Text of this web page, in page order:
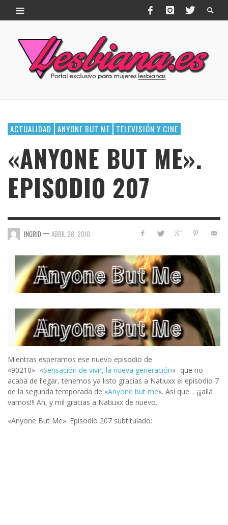
ACTUALIDAD ANYONE BUT ME TELEVISIÓN Y CINE
«ANYONE BUT ME».
EPISODIO 207
INGRID — ABRIL 28, 2010
Mientras esperamos ese nuevo episodio de
«90210» -«Sensación de vivir, la nueva generación«- que no
acaba de llegar, tenemos ya listo gracias a Natiuxx el episodio 7
de la segunda temporada de «Anyone but me«. Así que… ¡¡¡allá
vamos!!! Ah, y mil gracias a Natiuxx de nuevo.
«Anyone But Me». Episodio 207 subtitulado: